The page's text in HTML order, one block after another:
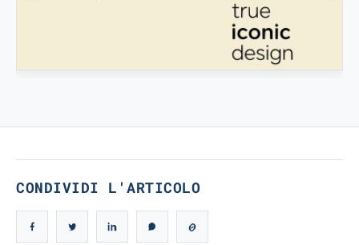
CONDIVIDI L'ARTICOLO